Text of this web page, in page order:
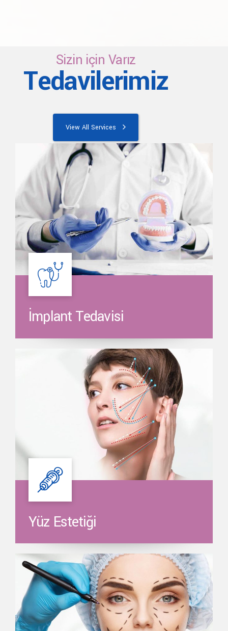
Sizin için Varız
Tedavilerimiz
View All Services
İmplant Tedavisi
Yüz Estetiği